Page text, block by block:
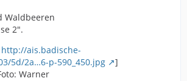
Waldbeeren
2".
http://ais.badische-
5d/2a…6-p-590_450.jpg
]
Warner